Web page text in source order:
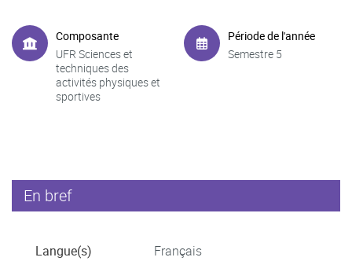
Composante
UFR Sciences et
techniques des
activités physiques et
sportives
Période de l'année
Semestre 5
En bref
Langue(s)
Français